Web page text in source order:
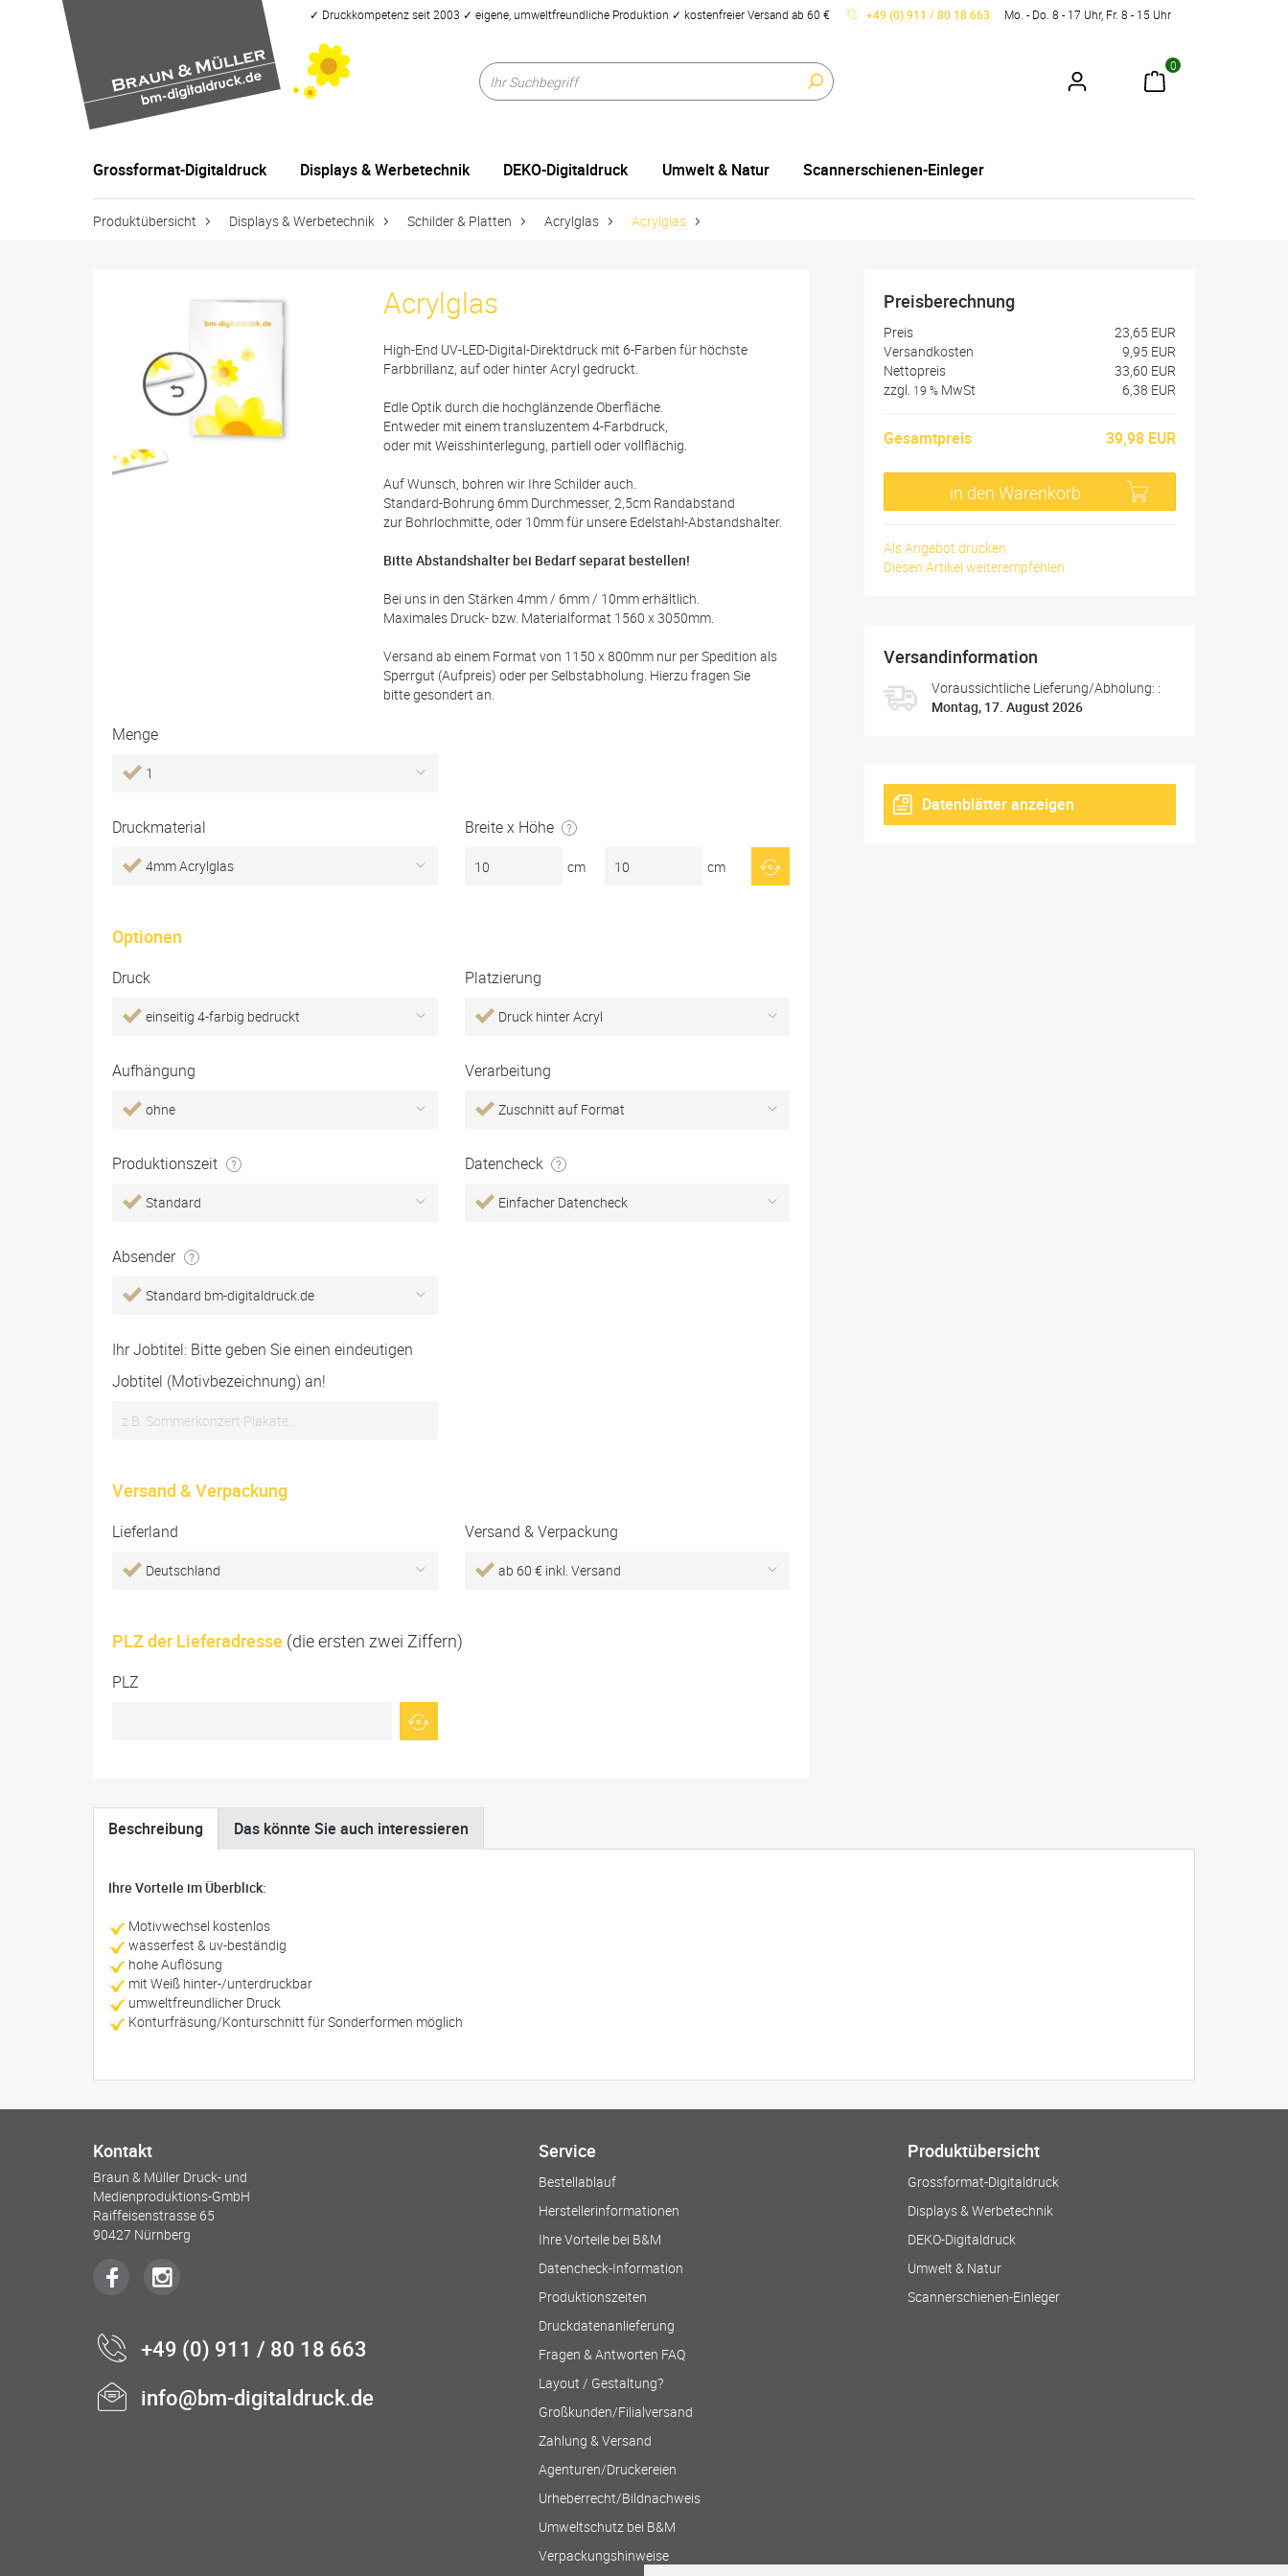
✓ Druckkompetenz seit 2003 ✓ eigene, umweltfreundliche Produktion ✓ kostenfreier Versand ab 60 € +49 (0) 911 / 80 18 663 Mo. - Do. 8 - 17 Uhr, Fr. 8 - 15 Uhr
0
Grossformat-Digitaldruck Displays & Werbetechnik DEKO-Digitaldruck Umwelt & Natur Scannerschienen-Einleger
Produktübersicht Displays & Werbetechnik Schilder & Platten Acrylglas Acrylglas
Acrylglas
High-End UV-LED-Digital-Direktdruck mit 6-Farben für höchste
Farbbrillanz, auf oder hinter Acryl gedruckt.
Edle Optik durch die hochglänzende Oberfläche.
Entweder mit einem transluzentem 4-Farbdruck,
oder mit Weisshinterlegung, partiell oder vollflächig.
Auf Wunsch, bohren wir Ihre Schilder auch.
Standard-Bohrung 6mm Durchmesser, 2,5cm Randabstand
zur Bohrlochmitte, oder 10mm für unsere Edelstahl-Abstandshalter.
Bitte Abstandshalter bei Bedarf separat bestellen!
Bei uns in den Stärken 4mm / 6mm / 10mm erhältlich.
Maximales Druck- bzw. Materialformat 1560 x 3050mm.
Versand ab einem Format von 1150 x 800mm nur per Spedition als
Sperrgut (Aufpreis) oder per Selbstabholung. Hierzu fragen Sie
bitte gesondert an.
Menge
1
Druckmaterial
4mm Acrylglas
Breite x Höhe
cm cm
Optionen
Druck
einseitig 4-farbig bedruckt
Platzierung
Druck hinter Acryl
Aufhängung
ohne
Verarbeitung
Zuschnitt auf Format
Produktionszeit
Standard
Datencheck
Einfacher Datencheck
Absender
Standard bm-digitaldruck.de
Ihr Jobtitel: Bitte geben Sie einen eindeutigen
Jobtitel (Motivbezeichnung) an!
Versand & Verpackung
Lieferland
Deutschland
Versand & Verpackung
ab 60 € inkl. Versand
PLZ der Lieferadresse (die ersten zwei Ziffern)
PLZ
Preisberechnung
Preis
23,65 EUR
Versandkosten
9,95 EUR
Nettopreis
33,60 EUR
zzgl. 19 % MwSt 6,38 EUR
Gesamtpreis 39,98 EUR
in den Warenkorb
Als Angebot drucken
Diesen Artikel weiterempfehlen
Versandinformation
Voraussichtliche Lieferung/Abholung: :
Montag, 17. August 2026
Datenblätter anzeigen
Beschreibung Das könnte Sie auch interessieren
Ihre Vorteile im Überblick:
Motivwechsel kostenlos
wasserfest & uv-beständig
hohe Auflösung
mit Weiß hinter-/unterdruckbar
umweltfreundlicher Druck
Konturfräsung/Konturschnitt für Sonderformen möglich
Kontakt
Braun & Müller Druck- und
Medienproduktions-GmbH
Raiffeisenstrasse 65
90427 Nürnberg
+49 (0) 911 / 80 18 663
info@bm-digitaldruck.de
Produktübersicht
Grossformat-Digitaldruck
Displays & Werbetechnik
DEKO-Digitaldruck
Umwelt & Natur
Scannerschienen-Einleger
Service
Bestellablauf
Herstellerinformationen
Ihre Vorteile bei B&M
Datencheck-Information
Produktionszeiten
Druckdatenanlieferung
Fragen & Antworten FAQ
Layout / Gestaltung?
Großkunden/Filialversand
Zahlung & Versand
Agenturen/Druckereien
Urheberrecht/Bildnachweis
Umweltschutz bei B&M
Verpackungshinweise